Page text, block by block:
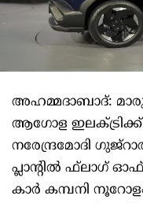
അഹമ്മദാബാദ്:
ആഗോള ഇലക്ട്രിക്ക്
നരേന്ദ്രമോദി
പ്ലാന്റില്‍ ഫ്‌ലാഗ്
കാര്‍ കമ്പനി